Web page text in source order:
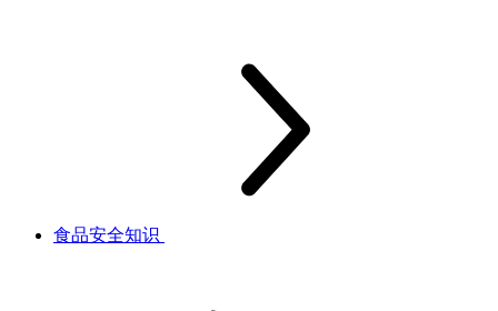
食品安全知识